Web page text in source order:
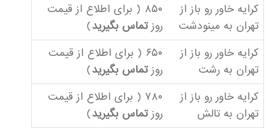
کرایه خاور رو باز از
تهران به مینودشت
۸۵۰ ( برای اطلاع از قیمت
روزتماس بگیرید)
کرایه خاور رو باز از
تهران به رشت
۶۵۰ ( برای اطلاع از قیمت
روزتماس بگیرید)
کرایه خاور رو باز از
تهران به تالش
۷۸۰ ( برای اطلاع از قیمت
روزتماس بگیرید)